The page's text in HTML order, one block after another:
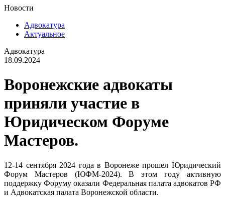
Новости
Адвокатура
Актуальное
Адвокатура
18.09.2024
Воронежские адвокаты
приняли участие в
Юридическом Форуме
Мастеров.
12-14 сентября 2024 года в Воронеже прошел Юридический
Форум Мастеров (ЮФМ-2024). В этом году активную
поддержку Форуму оказали Федеральная палата адвокатов РФ
и Адвокатская палата Воронежской области.